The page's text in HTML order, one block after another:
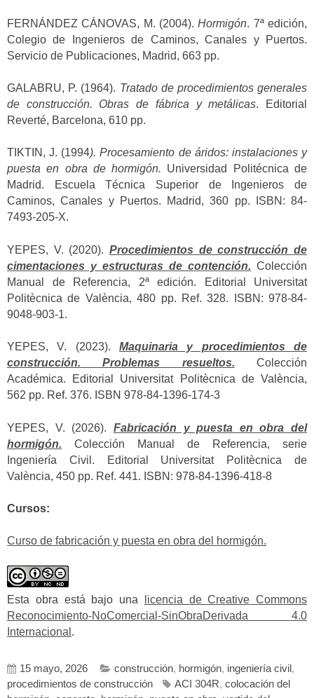
FERNÁNDEZ CÁNOVAS, M. (2004).Hormigón. 7ª edición,
Colegio de Ingenieros de Caminos, Canales y Puertos.
Servicio de Publicaciones, Madrid, 663 pp.
GALABRU, P. (1964). Tratado de procedimientos generales
de construcción. Obras de fábrica y metálicas. Editorial
Reverté, Barcelona, 610 pp.
TIKTIN, J. (1994).Procesamiento de áridos: instalaciones y
puesta en obra de hormigón. Universidad Politécnica de
Madrid. Escuela Técnica Superior de Ingenieros de
Caminos, Canales y Puertos. Madrid, 360 pp. ISBN: 84-
7493-205-X.
YEPES, V. (2020). Procedimientos de construcción de
cimentaciones y estructuras de contención. Colección
Manual de Referencia, 2ª edición. Editorial Universitat
Politècnica de València, 480 pp. Ref. 328. ISBN: 978-84-
9048-903-1.
YEPES, V. (2023). Maquinaria y procedimientos de
construcción. Problemas resueltos. Colección
Académica. Editorial Universitat Politècnica de València,
562 pp. Ref. 376. ISBN 978-84-1396-174-3
YEPES, V. (2026). Fabricación y puesta en obra del
hormigón. Colección Manual de Referencia, serie
Ingeniería Civil. Editorial Universitat Politècnica de
València, 450 pp. Ref. 441. ISBN: 978-84-1396-418-8
Cursos:
Curso de fabricación y puesta en obra del hormigón.
Esta obra está bajo una
licencia de Creative Commons
Reconocimiento-NoComercial-SinObraDerivada 4.0
Internacional .
15 mayo, 2026 construcción, hormigón, ingeniería civil ,
procedimientos de construcción
ACI 304R, colocación del